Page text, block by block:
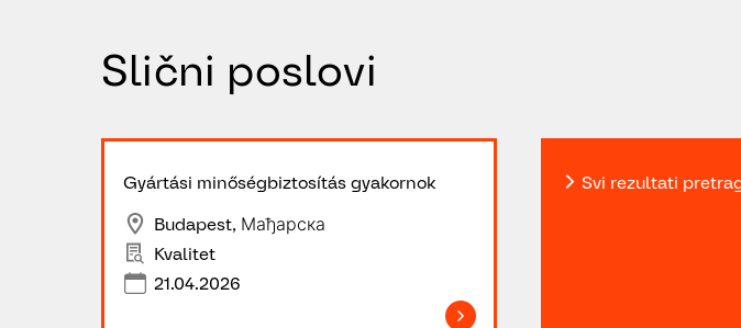
Slični poslovi
Gyártási minőségbiztosítás gyakornok
Budapest, Мађарска
Kvalitet
21.04.2026
Svi rezultati